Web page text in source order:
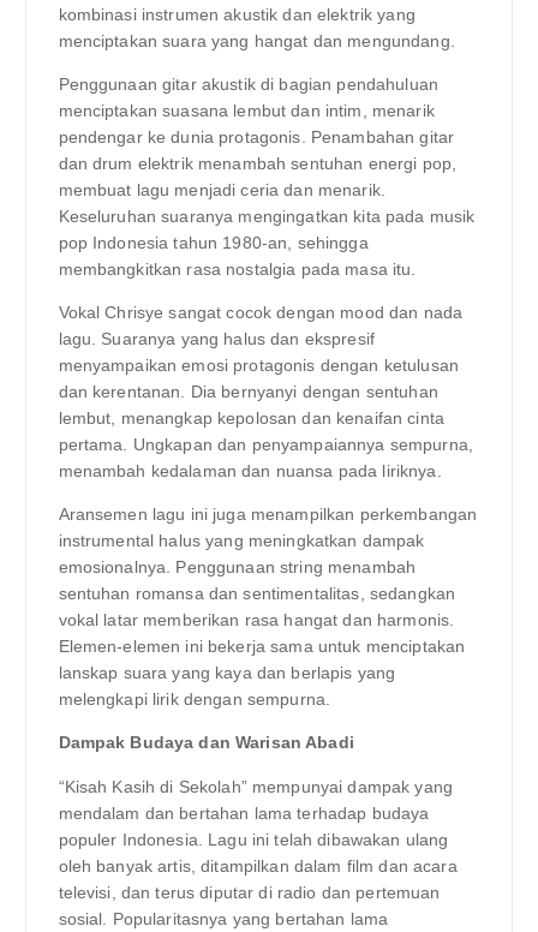
kombinasi instrumen akustik dan elektrik yang
menciptakan suara yang hangat dan mengundang.
Penggunaan gitar akustik di bagian pendahuluan
menciptakan suasana lembut dan intim, menarik
pendengar ke dunia protagonis. Penambahan gitar
dan drum elektrik menambah sentuhan energi pop,
membuat lagu menjadi ceria dan menarik.
Keseluruhan suaranya mengingatkan kita pada musik
pop Indonesia tahun 1980-an, sehingga
membangkitkan rasa nostalgia pada masa itu.
Vokal Chrisye sangat cocok dengan mood dan nada
lagu. Suaranya yang halus dan ekspresif
menyampaikan emosi protagonis dengan ketulusan
dan kerentanan. Dia bernyanyi dengan sentuhan
lembut, menangkap kepolosan dan kenaifan cinta
pertama. Ungkapan dan penyampaiannya sempurna,
menambah kedalaman dan nuansa pada liriknya.
Aransemen lagu ini juga menampilkan perkembangan
instrumental halus yang meningkatkan dampak
emosionalnya. Penggunaan string menambah
sentuhan romansa dan sentimentalitas, sedangkan
vokal latar memberikan rasa hangat dan harmonis.
Elemen-elemen ini bekerja sama untuk menciptakan
lanskap suara yang kaya dan berlapis yang
melengkapi lirik dengan sempurna.
Dampak Budaya dan Warisan Abadi
“Kisah Kasih di Sekolah” mempunyai dampak yang
mendalam dan bertahan lama terhadap budaya
populer Indonesia. Lagu ini telah dibawakan ulang
oleh banyak artis, ditampilkan dalam film dan acara
televisi, dan terus diputar di radio dan pertemuan
sosial. Popularitasnya yang bertahan lama